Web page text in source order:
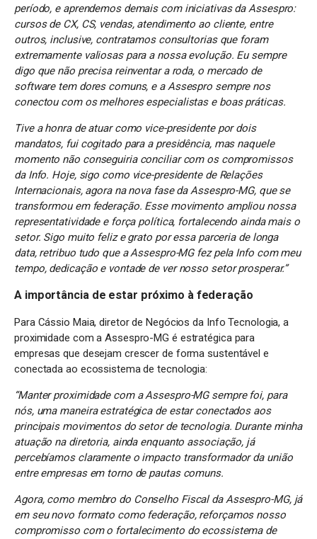
período, e aprendemos demais com iniciativas da Assespro:
cursos de CX, CS, vendas, atendimento ao cliente, entre
outros, inclusive, contratamos consultorias que foram
extremamente valiosas para a nossa evolução. Eu sempre
digo que não precisa reinventar a roda, o mercado de
software tem dores comuns, e a Assespro sempre nos
conectou com os melhores especialistas e boas práticas.
Tive a honra de atuar como vice-presidente por dois
mandatos, fui cogitado para a presidência, mas naquele
momento não conseguiria conciliar com os compromissos
da Info. Hoje, sigo como vice-presidente de Relações
Internacionais, agora na nova fase da Assespro-MG, que se
transformou em federação. Esse movimento ampliou nossa
representatividade e força política, fortalecendo ainda mais o
setor. Sigo muito feliz e grato por essa parceria de longa
data, retribuo tudo que a Assespro-MG fez pela Info com meu
tempo, dedicação e vontade de ver nosso setor prosperar.”
A importância de estar próximo à federação
Para Cássio Maia, diretor de Negócios da Info Tecnologia, a
proximidade com a Assespro-MG é estratégica para
empresas que desejam crescer de forma sustentável e
conectada ao ecossistema de tecnologia:
“Manter proximidade com a Assespro-MG sempre foi, para
nós, uma maneira estratégica de estar conectados aos
principais movimentos do setor de tecnologia. Durante minha
atuação na diretoria, ainda enquanto associação, já
percebíamos claramente o impacto transformador da união
entre empresas em torno de pautas comuns.
Agora, como membro do Conselho Fiscal da Assespro-MG, já
em seu novo formato como federação, reforçamos nosso
compromisso com o fortalecimento do ecossistema de